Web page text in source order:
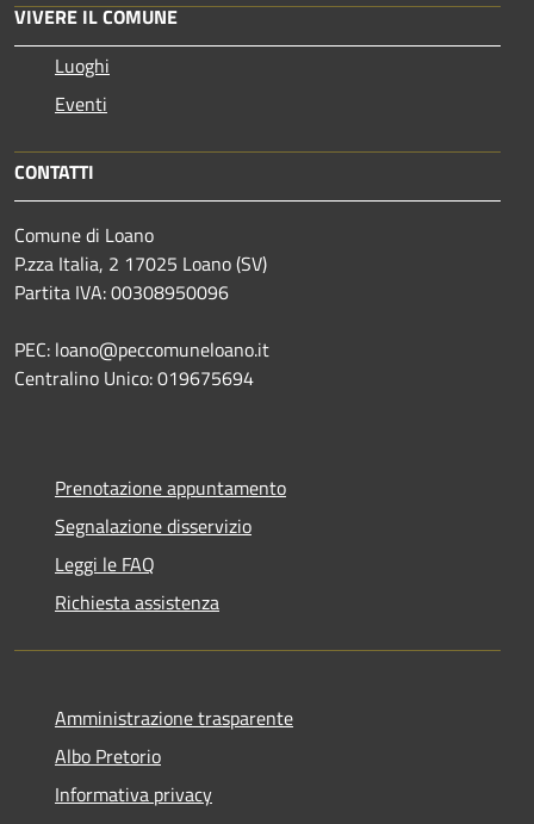
VIVERE IL COMUNE
Luoghi
Eventi
CONTATTI
Comune di Loano
P.zza Italia, 2 17025 Loano (SV)
Partita IVA: 00308950096
PEC: loano@peccomuneloano.it
Centralino Unico: 019675694
Prenotazione appuntamento
Segnalazione disservizio
Leggi le FAQ
Richiesta assistenza
Amministrazione trasparente
Albo Pretorio
Informativa privacy